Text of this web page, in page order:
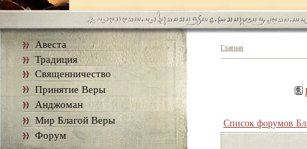
Авеста
Традиция
Священничество
Принятие Веры
Анджоман
Мир Благой Веры
Форум
Главная
Список форумов